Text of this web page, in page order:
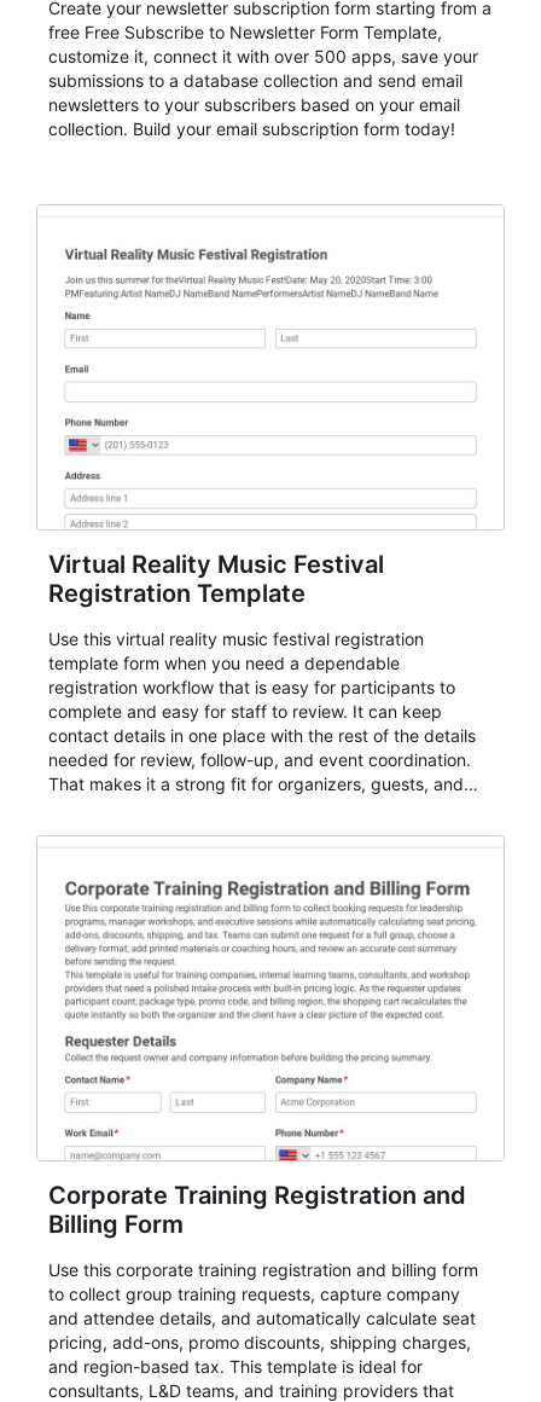
Create your newsletter subscription form starting from a
free Free Subscribe to Newsletter Form Template,
customize it, connect it with over 500 apps, save your
submissions to a database collection and send email
newsletters to your subscribers based on your email
collection. Build your email subscription form today!
Virtual Reality Music Festival
Registration Template
Use this virtual reality music festival registration
template form when you need a dependable
registration workflow that is easy for participants to
complete and easy for staff to review. It can keep
contact details in one place with the rest of the details
needed for review, follow-up, and event coordination.
That makes it a strong fit for organizers, guests, and
sessions, conferences, vendor signups, club
AbcSubmit, the form supports event registration and
participant management while helping teams stay
organized around intake, review, follow-up, and
participant coordination.
Corporate Training Registration and
Billing Form
Use this corporate training registration and billing form
to collect group training requests, capture company
and attendee details, and automatically calculate seat
pricing, add-ons, promo discounts, shipping charges,
and region-based tax. This template is ideal for
consultants, L&D teams, and training providers that